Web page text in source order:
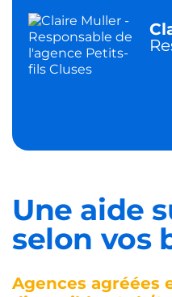
Une aide
selon vos
Agences agréées